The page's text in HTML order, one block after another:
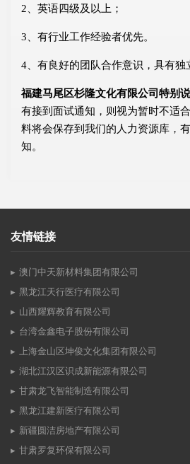
2、英语四级及以上；
3、有行业工作经验者优先。
4、有良好的团队合作意识，具有独
福建马尾区杉隆文化有限公司特别说
有接到面试通知，则视为暂时不适
料将会保存到我们的人力资源库，
知。
友情链接
澳门中天新材料集团有限公司
黑龙江天行医疗有限公司
山西耀辉教育有限公司
台湾金鑫电子股份有限公司
上海金山区坤俊文化集团有限公司
湖北江汉区识成新能源有限公司
甘肃龙飞智能制造有限公司
黑龙江建新医疗有限公司
新疆圆洁房地产有限公司
甘肃罗复环保有限公司